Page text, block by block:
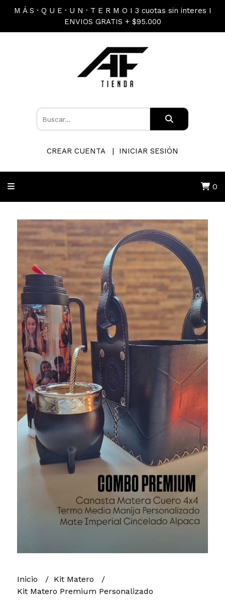
M Á S · Q U E · U N · T E R M O I 3 cuotas sin interes I
ENVIOS GRATIS + $95.000
CREAR CUENTA INICIAR SESIÓN
0
Inicio
Kit Matero
Kit Matero Premium Personalizado